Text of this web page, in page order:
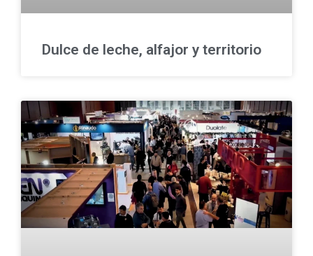
Dulce de leche, alfajor y territorio